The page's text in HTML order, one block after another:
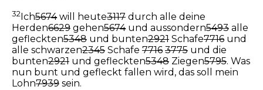
32 Ich5674will heute3117 durch alle deine
Herden6629 gehen5674und aussondern5493 alle
gefleckten5348 und bunten2921 Schafe7716 und
alle schwarzen2345 Schafe 7716 3775 und die
bunten2921 und gefleckten5348 Ziegen5795. Was
nun bunt und gefleckt fallen wird, das soll mein
Lohn7939 sein.